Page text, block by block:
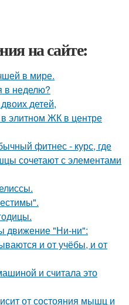
на сайте:
в мире.
в неделю?
детей,
элитном ЖК в центре
фитнес - курс, где
сочетают с элементами
движение "Ни-ни":
и от учёбы, и от
и считала это
от состояния мышц и